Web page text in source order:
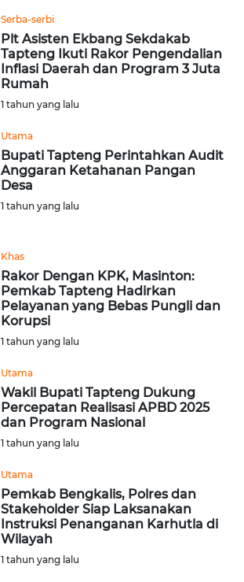
Serba-serbi
Plt Asisten Ekbang Sekdakab
Tapteng Ikuti Rakor Pengendalian
Inflasi Daerah dan Program 3 Juta
Rumah
1 tahun yang lalu
Utama
Bupati Tapteng Perintahkan Audit
Anggaran Ketahanan Pangan
Desa
1 tahun yang lalu
Khas
Rakor Dengan KPK, Masinton:
Pemkab Tapteng Hadirkan
Pelayanan yang Bebas Pungli dan
Korupsi
1 tahun yang lalu
Utama
Wakil Bupati Tapteng Dukung
Percepatan Realisasi APBD 2025
dan Program Nasional
1 tahun yang lalu
Utama
Pemkab Bengkalis, Polres dan
Stakeholder Siap Laksanakan
Instruksi Penanganan Karhutla di
Wilayah
1 tahun yang lalu